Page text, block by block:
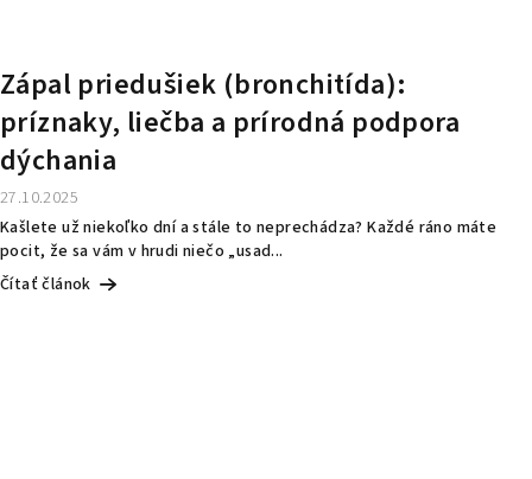
Zápal priedušiek (bronchitída):
príznaky, liečba a prírodná podpora
dýchania
27.10.2025
Kašlete už niekoľko dní a stále to neprechádza? Každé ráno máte
pocit, že sa vám v hrudi niečo „usad...
Čítať článok